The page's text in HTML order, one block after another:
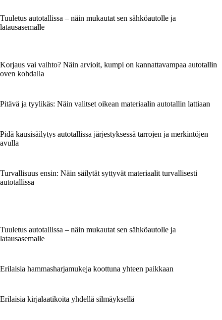
Tuuletus autotallissa – näin mukautat sen sähköautolle ja
latausasemalle
Korjaus vai vaihto? Näin arvioit, kumpi on kannattavampaa autotallin
oven kohdalla
Pitävä ja tyylikäs: Näin valitset oikean materiaalin autotallin lattiaan
Pidä kausisäilytys autotallissa järjestyksessä tarrojen ja merkintöjen
avulla
Turvallisuus ensin: Näin säilytät syttyvät materiaalit turvallisesti
autotallissa
Tuuletus autotallissa – näin mukautat sen sähköautolle ja
latausasemalle
Erilaisia hammasharjamukeja koottuna yhteen paikkaan
Erilaisia kirjalaatikoita yhdellä silmäyksellä